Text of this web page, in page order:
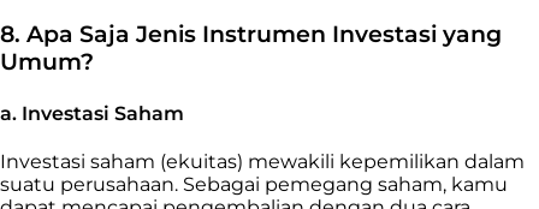
8. Apa Saja Jenis Instrumen Investasi yang
Umum?
a. Investasi Saham
Investasi saham (ekuitas) mewakili kepemilikan dalam
suatu perusahaan. Sebagai pemegang saham, kamu